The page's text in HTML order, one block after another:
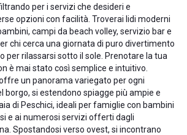
per i servizi che desideri e
opzioni con facilità. Troverai lidi moderni
campi da beach volley, servizio bar e
chi cerca una giornata di puro divertimento
per rilassarsi sotto il sole. Prenotare la tua
è mai stato così semplice e intuitivo.
un panorama variegato per ogni
borgo, si estendono spiagge più ampie e
di Peschici, ideali per famiglie con bambini
e ai numerosi servizi offerti dagli
Spostandosi verso ovest, si incontrano